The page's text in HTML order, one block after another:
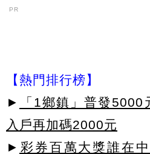
PR
【熱門排行榜】
►
「1鄉鎮」普發
入戶再加碼2000元
► 彩券百萬大獎誰在